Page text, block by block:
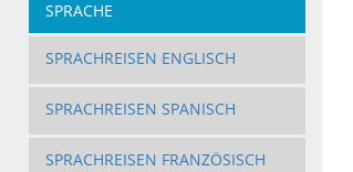
SPRACHE
SPRACHREISEN ENGLISCH
SPRACHREISEN SPANISCH
SPRACHREISEN FRANZÖSISCH